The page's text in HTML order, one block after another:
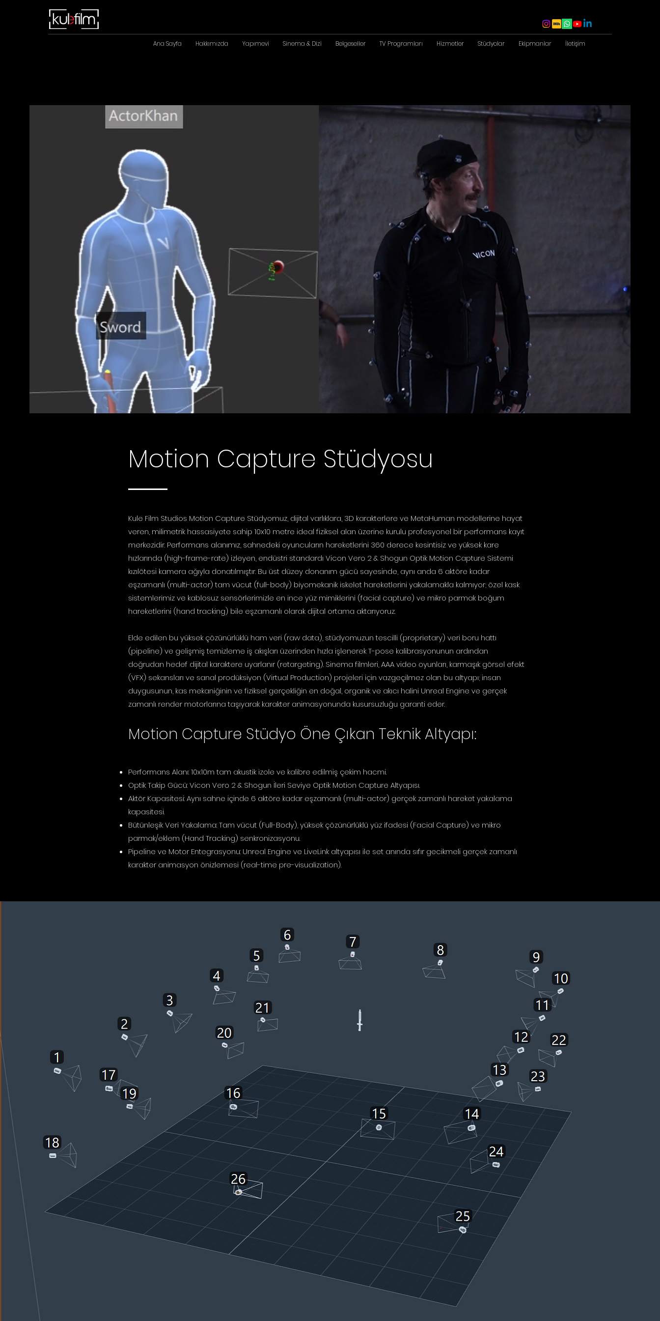
Ana Sayfa Hakkımızda Yapımevi Sinema & Dizi Belgeseller TV Programları Hizmetler Stüdyolar Ekipmanlar İletişim
Motion Capture Stüdyosu
Kule Film Studios Motion Capture Stüdyomuz, dijital varlıklara, 3D karakterlere ve MetaHuman modellerine hayat
veren, milimetrik hassasiyete sahip 10x10 metre ideal fiziksel alan üzerine kurulu profesyonel bir performans kayıt
merkezidir. Performans alanımız, sahnedeki oyuncuların hareketlerini 360 derece kesintisiz ve yüksek kare
hızlarında (high-frame-rate) izleyen, endüstri standardı Vicon Vero 2 & Shogun Optik Motion Capture Sistemi
kızılötesi kamera ağıyla donatılmıştır. Bu üst düzey donanım gücü sayesinde, aynı anda 6 aktöre kadar
eşzamanlı (multi-actor) tam vücut (full-body) biyomekanik iskelet hareketlerini yakalamakla kalmıyor; özel kask
sistemlerimiz ve kablosuz sensörlerimizle en ince yüz mimiklerini (facial capture) ve mikro parmak boğum
hareketlerini (hand tracking) bile eşzamanlı olarak dijital ortama aktarıyoruz.
Elde edilen bu yüksek çözünürlüklü ham veri (raw data), stüdyomuzun tescilli (proprietary) veri boru hattı
(pipeline) ve gelişmiş temizleme iş akışları üzerinden hızla işlenerek T-pose kalibrasyonunun ardından
doğrudan hedef dijital karaktere uyarlanır (retargeting). Sinema filmleri, AAA video oyunları, karmaşık görsel efekt
(VFX) sekansları ve sanal prodüksiyon (Virtual Production) projeleri için vazgeçilmez olan bu altyapı; insan
duygusunun, kas mekaniğinin ve fiziksel gerçekliğin en doğal, organik ve akıcı halini Unreal Engine ve gerçek
zamanlı render motorlarına taşıyarak karakter animasyonunda kusursuzluğu garanti eder.
Motion Capture Stüdyo Öne Çıkan Teknik Altyapı:
Performans Alanı: 10x10m tam akustik izole ve kalibre edilmiş çekim hacmi.
Optik Takip Gücü: Vicon Vero 2 & Shogun İleri Seviye Optik Motion Capture Altyapısı.
Aktör Kapasitesi: Aynı sahne içinde 6 aktöre kadar eşzamanlı (multi-actor) gerçek zamanlı hareket yakalama
kapasitesi.
Bütünleşik Veri Yakalama: Tam vücut (Full-Body), yüksek çözünürlüklü yüz ifadesi (Facial Capture) ve mikro
parmak/eklem (Hand Tracking) senkronizasyonu.
Pipeline ve Motor Entegrasyonu: Unreal Engine ve LiveLink altyapısı ile set anında sıfır gecikmeli gerçek zamanlı
karakter animasyon önizlemesi (real-time pre-visualization).